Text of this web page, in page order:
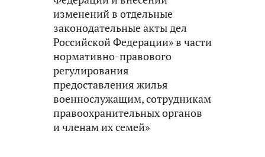
изменений в отдельные
законодательные акты дел
Российской Федерации» в части
нормативно-правового
регулирования
предоставления жилья
военнослужащим, сотрудникам
правоохранительных органов
и членам их семей»